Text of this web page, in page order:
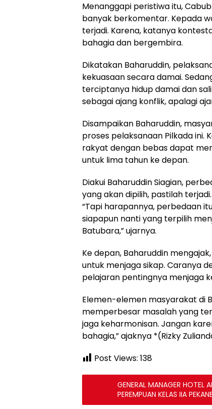
Menanggapi peristiwa itu,
banyak berkomentar. Kepada
terjadi. Karena, katanya
bahagia dan bergembira.
Dikatakan Baharuddin,
kekuasaan secara damai.
terciptanya hidup damai dan
sebagai ajang konflik, apalagi
Disampaikan Baharuddin,
proses pelaksanaan Pilkada ini.
rakyat dengan bebas dapat
untuk lima tahun ke depan.
Diakui Baharuddin Siagian,
yang akan dipilih, pastilah
“Tapi harapannya, perbedaan
siapapun nanti yang terpilih
Batubara,” ujarnya.
Ke depan, Baharuddin
untuk menjaga sikap. Caranya
pelajaran pentingnya menjaga
Elemen-elemen masyarakat di
memperbesar masalah yang
jaga keharmonisan. Jangan
bahagia,” ajaknya *(Rizky
Post Views: 138
GENERAL MANAGER HOTEL
PEREMPUAN KELAS IIA